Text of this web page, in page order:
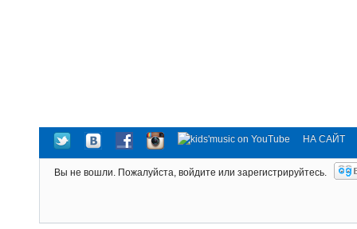
НА САЙТ
Вы не вошли. Пожалуйста, войдите или зарегистрируйтесь.